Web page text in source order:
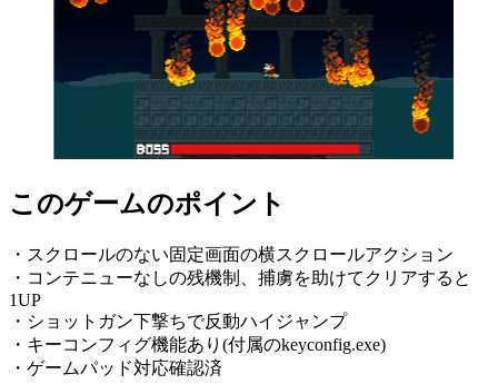
このゲームのポイント
・スクロールのない固定画面の横スクロールアクション
・コンテニューなしの残機制、捕虜を助けてクリアすると
1UP
・ショットガン下撃ちで反動ハイジャンプ
・キーコンフィグ機能あり(付属のkeyconfig.exe)
・ゲームパッド対応確認済